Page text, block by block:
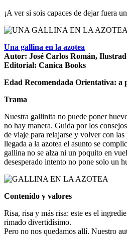
¡A ver si sois capaces de dejar fuera
Una gallina en la azotea
Autor: José Carlos Román,
Editorial: Canica Books
Edad Recomendada Orientativa: a
Trama
Nuestra gallinita no puede poner
no hay manera. Guida por los
de viaje para relajarse y volver con las
llegada a la azotea el asunto se
gallina no se alza ni un poquito en
desesperado intento no pone solo un
Contenido y valores
Risa, risa y más risa: este es el
rimado divertidísimo.
Pero no nos quedamos allí. Nuestro